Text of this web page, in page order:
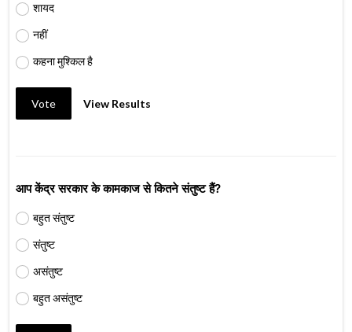
शायद
नहीं
कहना मुश्किल है
Vote View Results
आप केंद्र सरकार के कामकाज से कितने संतुष्ट हैं?
बहुत संतुष्ट
संतुष्ट
असंतुष्ट
बहुत असंतुष्ट